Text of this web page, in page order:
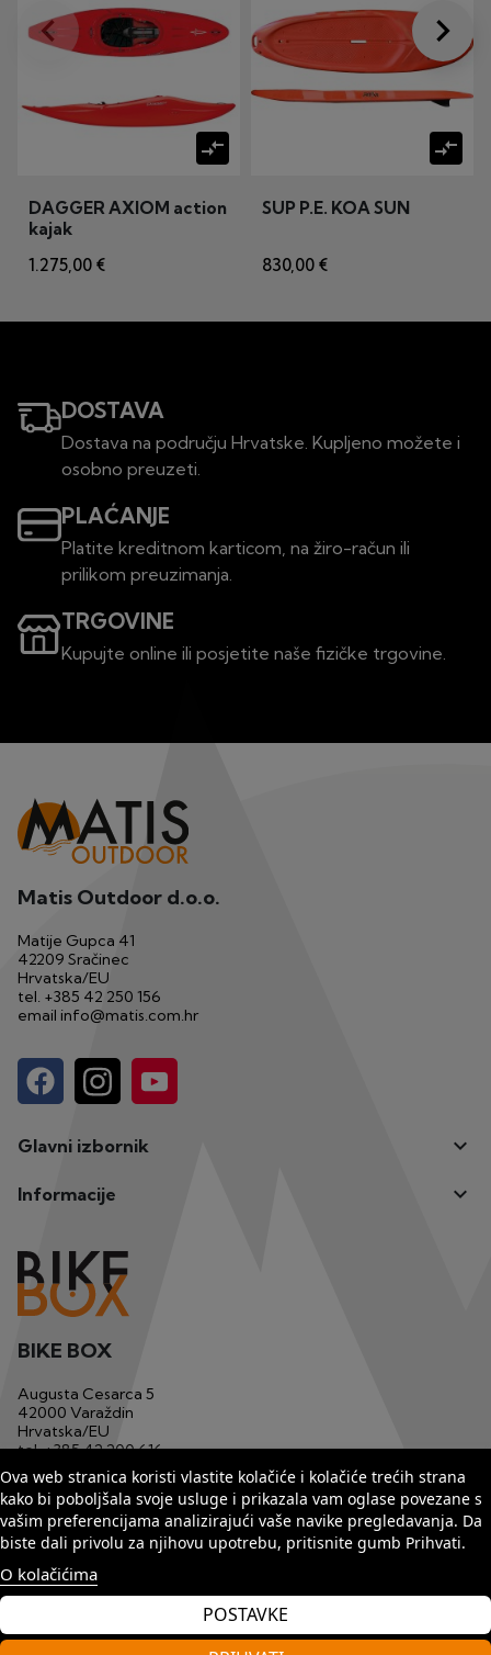
compare_arrows
DAGGER AXIOM action
kajak
1.275,00 €
compare_arrows
SUP P.E. KOA SUN
830,00 €
Prije
keyboard_arrow_left Dalje
keyboard_arrow_right
DOSTAVA
Dostava na području Hrvatske. Kupljeno možete i
osobno preuzeti.
PLAĆANJE
Platite kreditnom karticom, na žiro-račun ili
prilikom preuzimanja.
TRGOVINE
Kupujte online ili posjetite naše fizičke trgovine.
Matis Outdoor d.o.o.
Matije Gupca 41
42209 Sračinec
Hrvatska/EU
tel. +385 42 250 156
email info@matis.com.hr
Glavni izbornik 
Informacije 
Ova web stranica koristi vlastite kolačiće i kolačiće trećih strana
kako bi poboljšala svoje usluge i prikazala vam oglase povezane s
vašim preferencijama analizirajući vaše navike pregledavanja. Da
biste dali privolu za njihovu upotrebu, pritisnite gumb Prihvati.
O kolačićima
POSTAVKE
BIKE BOX
Augusta Cesarca 5
42000 Varaždin
Hrvatska/EU
tel.+385 42 200 616
mob. +385 91 1233 629
emailbikebox1@matis.com.hr